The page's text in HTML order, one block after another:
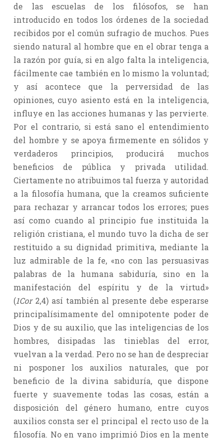
de las escuelas de los filósofos, se han
introducido en todos los órdenes de la sociedad
recibidos por el común sufragio de muchos. Pues
siendo natural al hombre que en el obrar tenga a
la razón por guía, si en algo falta la inteligencia,
fácilmente cae también en lo mismo la voluntad;
y así acontece que la perversidad de las
opiniones, cuyo asiento está en la inteligencia,
influye en las acciones humanas y las pervierte.
Por el contrario, si está sano el entendimiento
del hombre y se apoya firmemente en sólidos y
verdaderos principios, producirá muchos
beneficios de pública y privada utilidad.
Ciertamente no atribuimos tal fuerza y autoridad
a la filosofía humana, que la creamos suficiente
para rechazar y arrancar todos los errores; pues
así como cuando al principio fue instituida la
religión cristiana, el mundo tuvo la dicha de ser
restituido a su dignidad primitiva, mediante la
luz admirable de la fe, «no con las persuasivas
palabras de la humana sabiduría, sino en la
manifestación del espíritu y de la virtud»
(1Cor2,4) así también al presente debe esperarse
principalísimamente del omnipotente poder de
Dios y de su auxilio, que las inteligencias de los
hombres, disipadas las tinieblas del error,
vuelvan a la verdad. Pero no se han de despreciar
ni posponer los auxilios naturales, que por
beneficio de la divina sabiduría, que dispone
fuerte y suavemente todas las cosas, están a
disposición del género humano, entre cuyos
auxilios consta ser el principal el recto uso de la
filosofía. No en vano imprimió Dios en la mente